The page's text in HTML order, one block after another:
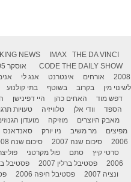
NEWS IMAX
THE DA VINCI
CODE THE DAILY SHOW אוסקר 2005
2008
אורחים אינטרנט אנג לי
לשינוי מין
בקרוב בשוטף בתי קולנוע
דפש מוד
האחים כהן היי דפינישן
הספד
וודי אלן טלוויזיה טעויות
מאבק היוצרים
מוזיקה מועדון
מפיצים
מר משיב ניו יורק סאנדאנס
2006
סיכום שנה 2007 סיכום שנה 2008
סרטי קיץ
סתם פול מקרטני
2006
פסטיבל ברלין 2007 פסטיבל
ונציה 2007
פסטיבל חיפה 2006